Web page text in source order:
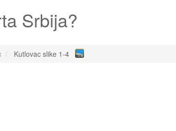
Srbija?
Kutlovac slike 1-4